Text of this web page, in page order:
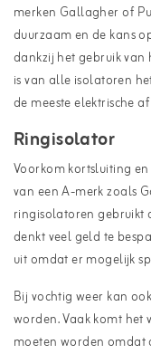
merken Gallagher of
duurzaam en de kans
dankzij het gebruik
is van alle isolatoren
de meeste elektrische
Ringisolator
Voorkom kortsluiting
van een A-merk zoals
ringisolatoren gebruikt
denkt veel geld te
uit omdat er mogelijk
Bij vochtig weer kan
worden. Vaak komt
moeten worden omdat